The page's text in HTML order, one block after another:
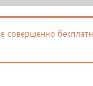
совершенно